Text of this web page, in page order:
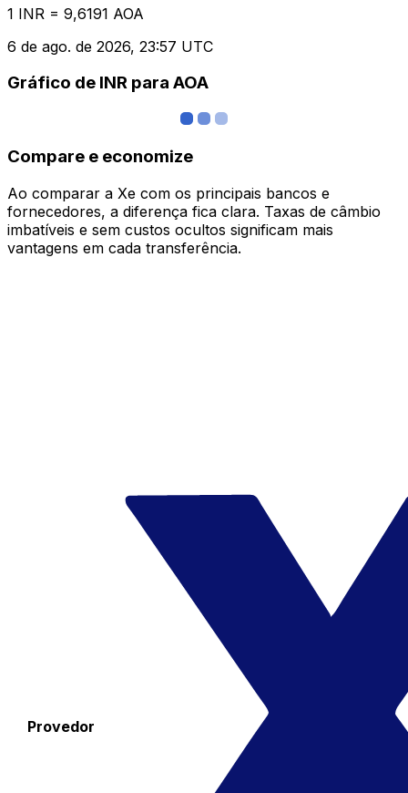
1 INR = 9,6191 AOA
6 de ago. de 2026, 23:57 UTC
Gráfico de INR para AOA
Compare e economize
Ao comparar a Xe com os principais bancos e
fornecedores, a diferença fica clara. Taxas de câmbio
imbatíveis e sem custos ocultos significam mais
vantagens em cada transferência.
Provedor